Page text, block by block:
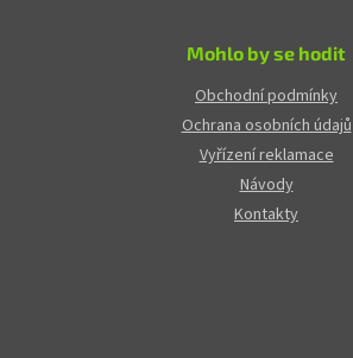
Mohlo by se hodit
Obchodní podmínky
Ochrana osobních údajů
Vyřízení reklamace
Návody
Kontakty